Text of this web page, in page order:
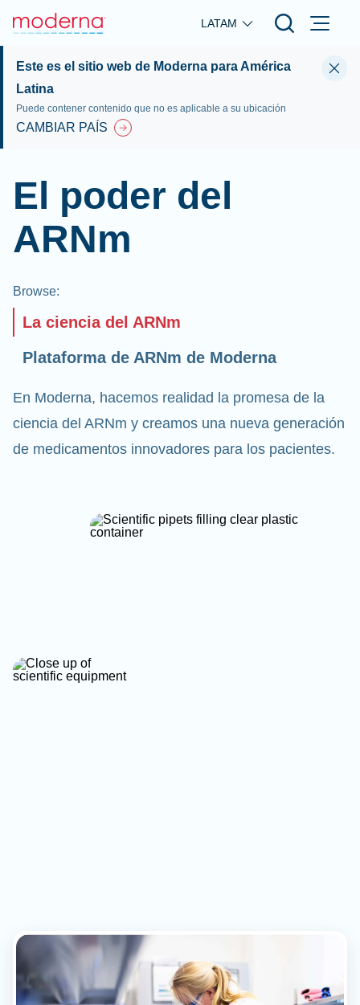
Skip to main content
LATAM
Este es el sitio web de Moderna para América
Latina
Puede contener contenido que no es aplicable a su ubicación
CAMBIAR PAÍS
El poder del
ARNm
Browse:
La ciencia del ARNm
Plataforma de ARNm de Moderna
En Moderna, hacemos realidad la promesa de la
ciencia del ARNm y creamos una nueva generación
de medicamentos innovadores para los pacientes.